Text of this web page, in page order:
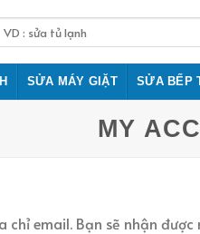
kiếm:
SỬA MÁY GIẶT SỬA BẾP
MY
email. Bạn sẽ nhận